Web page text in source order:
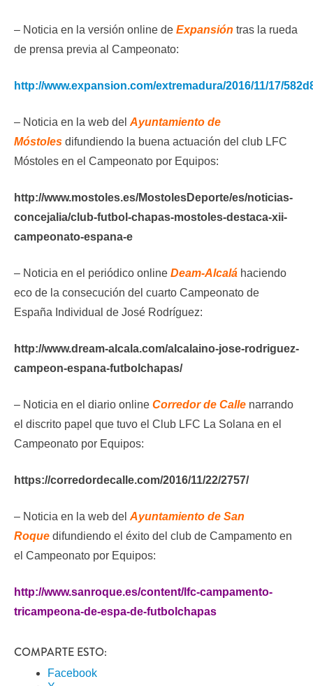
– Noticia en la versión online de Expansión tras la rueda
de prensa previa al Campeonato:
http://www.expansion.com/extremadura/2016/11/17/
– Noticia en la web del Ayuntamiento de
Móstoles difundiendo la buena actuación del club LFC
Móstoles en el Campeonato por Equipos:
http://www.mostoles.es/MostolesDeporte/es/noticias-
concejalia/club-futbol-chapas-mostoles-destaca-xii-
campeonato-espana-e
– Noticia en el periódico online Deam-Alcalá haciendo
eco de la consecución del cuarto Campeonato de
España Individual de José Rodríguez:
http://www.dream-alcala.com/alcalaino-jose-rodriguez-
campeon-espana-futbolchapas/
– Noticia en el diario online Corredor de Calle narrando
el discrito papel que tuvo el Club LFC La Solana en el
Campeonato por Equipos:
https://corredordecalle.com/2016/11/22/2757/
– Noticia en la web del Ayuntamiento de San
Roque difundiendo el éxito del club de Campamento en
el Campeonato por Equipos:
http://www.sanroque.es/content/lfc-campamento-
tricampeona-de-espa-de-futbolchapas
COMPARTE ESTO:
Facebook